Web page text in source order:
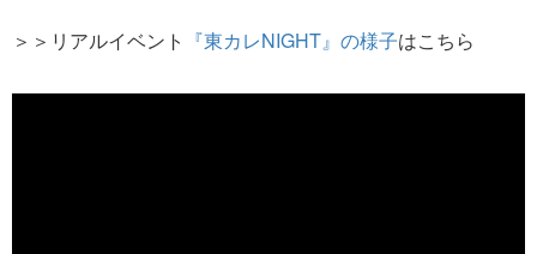
＞＞リアルイベント 『東カレNIGHT』の様子はこちら